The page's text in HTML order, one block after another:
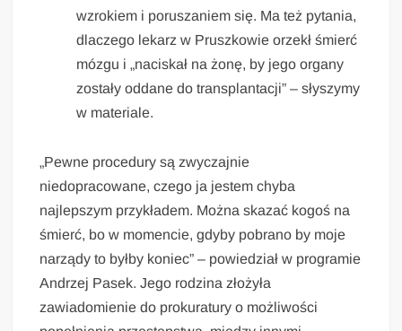
wzrokiem i poruszaniem się. Ma też pytania,
dlaczego lekarz w Pruszkowie orzekł śmierć
mózgu i „naciskał na żonę, by jego organy
zostały oddane do transplantacji” – słyszymy
w materiale.
„Pewne procedury są zwyczajnie
niedopracowane, czego ja jestem chyba
najlepszym przykładem. Można skazać kogoś na
śmierć, bo w momencie, gdyby pobrano by moje
narządy to byłby koniec” – powiedział w programie
Andrzej Pasek. Jego rodzina złożyła
zawiadomienie do prokuratury o możliwości